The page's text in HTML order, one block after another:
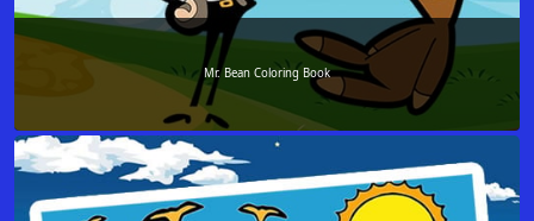
Mr. Bean Coloring Book